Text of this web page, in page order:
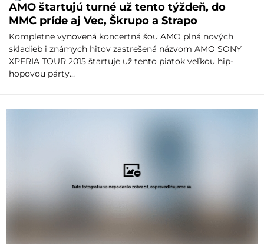
AMO štartujú turné už tento týždeň, do
MMC príde aj Vec, Škrupo a Strapo
Kompletne vynovená koncertná šou AMO plná nových
skladieb i známych hitov zastrešená názvom AMO SONY
XPERIA TOUR 2015 štartuje už tento piatok veľkou hip-
hopovou párty…